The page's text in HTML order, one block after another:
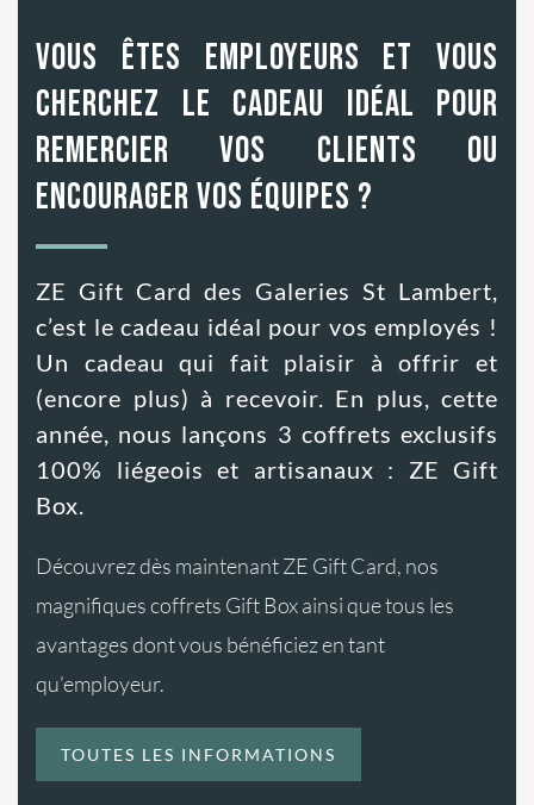
Vous êtes employeurs et vous
cherchez le cadeau idéal pour
remercier vos clients ou
encourager vos équipes ?
ZE Gift Card des Galeries St Lambert,
c’est le cadeau idéal pour vos employés !
Un cadeau qui fait plaisir à offrir et
(encore plus) à recevoir. En plus, cette
année, nous lançons 3 coffrets exclusifs
100% liégeois et artisanaux : ZE Gift
Box.
Découvrez dès maintenant ZE Gift Card, nos
magnifiques coffrets Gift Box ainsi que tous les
avantages dont vous bénéficiez en tant
qu’employeur.
TOUTES LES INFORMATIONS